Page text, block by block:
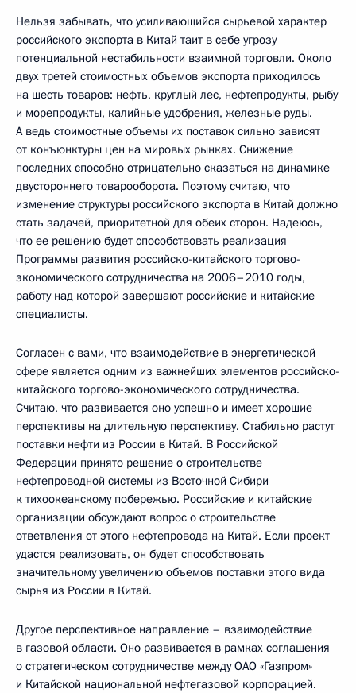
Нельзя забывать, что усиливающийся сырьевой характер
российского экспорта в Китай таит в себе угрозу
потенциальной нестабильности взаимной торговли. Около
двух третей стоимостных объемов экспорта приходилось
на шесть товаров: нефть, круглый лес, нефтепродукты, рыбу
и морепродукты, калийные удобрения, железные руды.
А ведь стоимостные объемы их поставок сильно зависят
от конъюнктуры цен на мировых рынках. Снижение
последних способно отрицательно сказаться на динамике
двустороннего товарооборота. Поэтому считаю, что
изменение структуры российского экспорта в Китай должно
стать задачей, приоритетной для обеих сторон. Надеюсь,
что ее решению будет способствовать реализация
Программы развития российско-китайского торгово-
экономического сотрудничества на 2006–2010 годы,
работу над которой завершают российские и китайские
специалисты.
Согласен с вами, что взаимодействие в энергетической
сфере является одним из важнейших элементов российско-
китайского торгово-экономического сотрудничества.
Считаю, что развивается оно успешно и имеет хорошие
перспективы на длительную перспективу. Стабильно растут
поставки нефти из России в Китай. В Российской
Федерации принято решение о строительстве
нефтепроводной системы из Восточной Сибири
к тихоокеанскому побережью. Российские и китайские
организации обсуждают вопрос о строительстве
ответвления от этого нефтепровода на Китай. Если проект
удастся реализовать, он будет способствовать
значительному увеличению объемов поставки этого вида
сырья из России в Китай.
Другое перспективное направление – взаимодействие
в газовой области. Оно развивается в рамках соглашения
о стратегическом сотрудничестве между ОАО «Газпром»
и Китайской национальной нефтегазовой корпорацией.